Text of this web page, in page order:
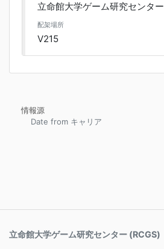
立命館大学ゲーム研究センター
配架場所
V215
情報源
Date from キャリア
立命館大学ゲーム研究センター (RCGS)